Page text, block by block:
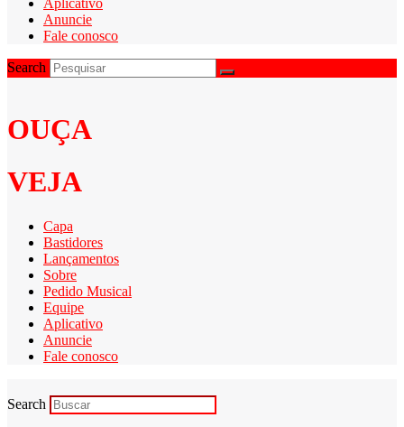
Anuncie
Fale conosco
Search
OUÇA
VEJA
Capa
Bastidores
Lançamentos
Sobre
Pedido Musical
Equipe
Aplicativo
Anuncie
Fale conosco
Search